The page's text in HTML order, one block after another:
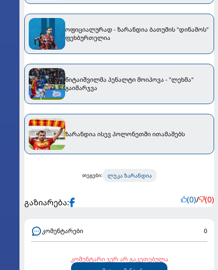
ოფიციალურად - ზარანდია ბათუმის "დინამოს"
ფეხბურთელია
წიტაიშვილმა პენალტი მოიპოვა - "ლეხმა"
გაიმარჯვა
ზარანდია ისევ პოლონეთში ითამაშებს
თეგები: ლუკა ზარანდია
გაზიარება: (0)/ (0)
კომენტარები 0
კომენტარი ჯერ არ გაკეთებულა